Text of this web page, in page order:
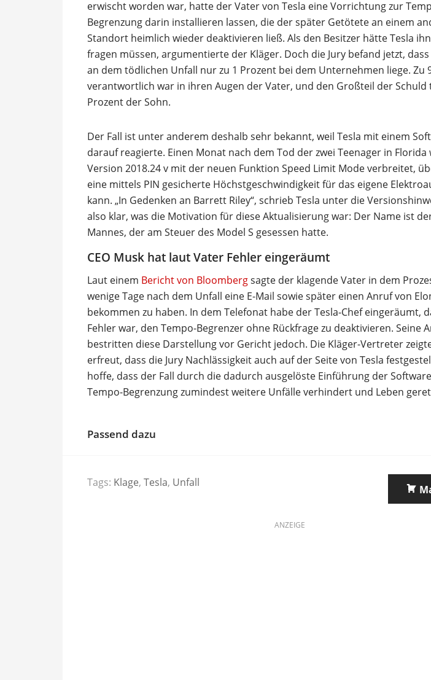
erwischt worden war, hatte der Vater von Tesla eine Vorrichtung zur
Begrenzung darin installieren lassen, die der später Getötete an einem
Standort heimlich wieder deaktivieren ließ. Als den Besitzer hätte Tesla
fragen müssen, argumentierte der Kläger. Doch die Jury befand jetzt,
an dem tödlichen Unfall nur zu 1 Prozent bei dem Unternehmen liege. Zu
verantwortlich war in ihren Augen der Vater, und den Großteil der Schuld
Prozent der Sohn.
Der Fall ist unter anderem deshalb sehr bekannt, weil Tesla mit einem
darauf reagierte. Einen Monat nach dem Tod der zwei Teenager in Florida
Version 2018.24 v mit der neuen Funktion Speed Limit Mode verbreitet,
eine mittels PIN gesicherte Höchstgeschwindigkeit für das eigene
kann. „In Gedenken an Barrett Riley“, schrieb Tesla unter die
also klar, was die Motivation für diese Aktualisierung war: Der Name ist
Mannes, der am Steuer des Model S gesessen hatte.
CEO Musk hat laut Vater Fehler eingeräumt
Laut einem Bericht von Bloombergsagte der klagende Vater in dem
wenige Tage nach dem Unfall eine E-Mail sowie später einen Anruf von
bekommen zu haben. In dem Telefonat habe der Tesla-Chef eingeräumt,
Fehler war, den Tempo-Begrenzer ohne Rückfrage zu deaktivieren. Seine
bestritten diese Darstellung vor Gericht jedoch. Die Kläger-Vertreter
erfreut, dass die Jury Nachlässigkeit auch auf der Seite von Tesla
hoffe, dass der Fall durch die dadurch ausgelöste Einführung der
Tempo-Begrenzung zumindest weitere Unfälle verhindert und Leben
Passend dazu
Tags: Klage, Tesla, Unfall
ANZEIGE